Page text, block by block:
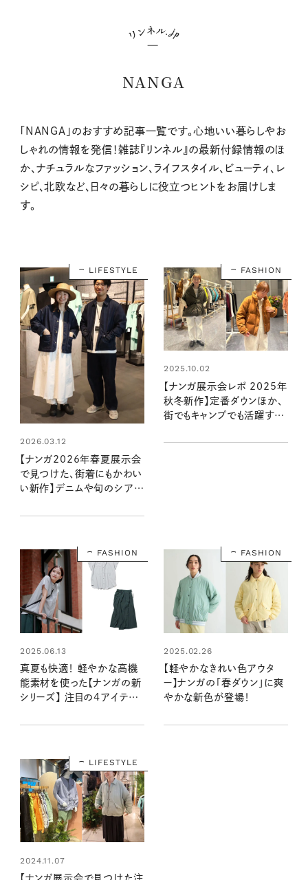
NANGA
「NANGA」のおすすめ記事一覧です。心地いい暮らしやお
しゃれの情報を発信！雑誌『リンネル』の最新付録情報のほ
か、ナチュラルなファッション、ライフスタイル、ビューティ、レ
シピ、北欧など、日々の暮らしに役立つヒントをお届けしま
す。
LIFESTYLE
2026.03.12
【ナンガ2026年春夏展示会
で見つけた、街着にもかわい
い新作】デニムや旬のシアー
にも映える最新コレクション
FASHION
2025.10.02
【ナンガ展示会レポ 2025年
秋冬新作】定番ダウンほか、
街でもキャンプでも活躍する
FASHION
2025.06.13
真夏も快適！ 軽やかな高機
能素材を使った【ナンガの新
シリーズ】 注目の4アイテム
FASHION
2025.02.26
【軽やかなきれい色アウタ
ー】ナンガの「春ダウン」に爽
やかな新色が登場！
LIFESTYLE
2024.11.07